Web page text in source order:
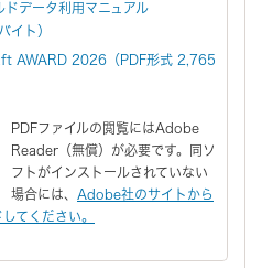
データ利用マニュアル
イト）
AWARD 2026（PDF形式 2,765
PDFファイルの閲覧にはAdobe
Reader（無償）が必要です。同ソ
フトがインストールされていない
場合には、 Adobe社のサイトから
てください。